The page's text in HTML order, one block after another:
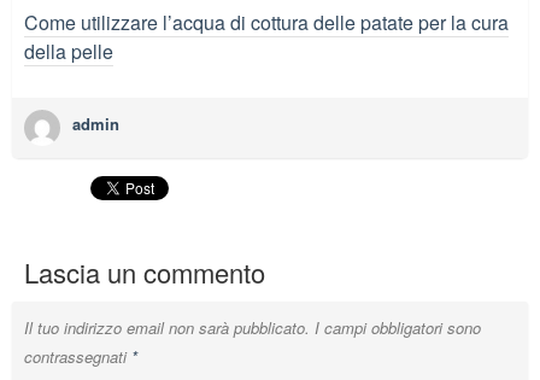
Come utilizzare l’acqua di cottura delle patate per la cura
della pelle
admin
Lascia un commento
Il tuo indirizzo email non sarà pubblicato. I campi obbligatori sono
contrassegnati *